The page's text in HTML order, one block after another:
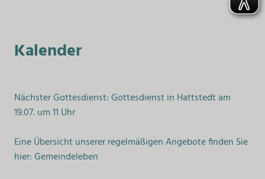
Kalender
Nächster Gottesdienst: Gottesdienst in Hattstedt am
19.07. um 11 Uhr
Eine Übersicht unserer regelmäßigen Angebote finden Sie
hier:Gemeindeleben